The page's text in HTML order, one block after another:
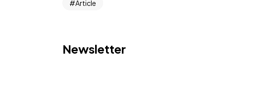
Article
Newsletter